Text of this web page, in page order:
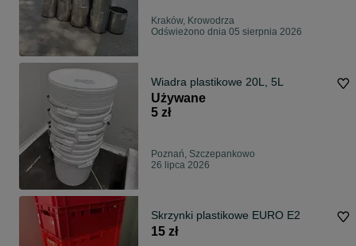
Kraków, Krowodrza
Odświeżono dnia 05 sierpnia 2026
Wiadra plastikowe 20L, 5L
Używane
5 zł
Poznań, Szczepankowo
26 lipca 2026
Skrzynki plastikowe EURO E2
15 zł